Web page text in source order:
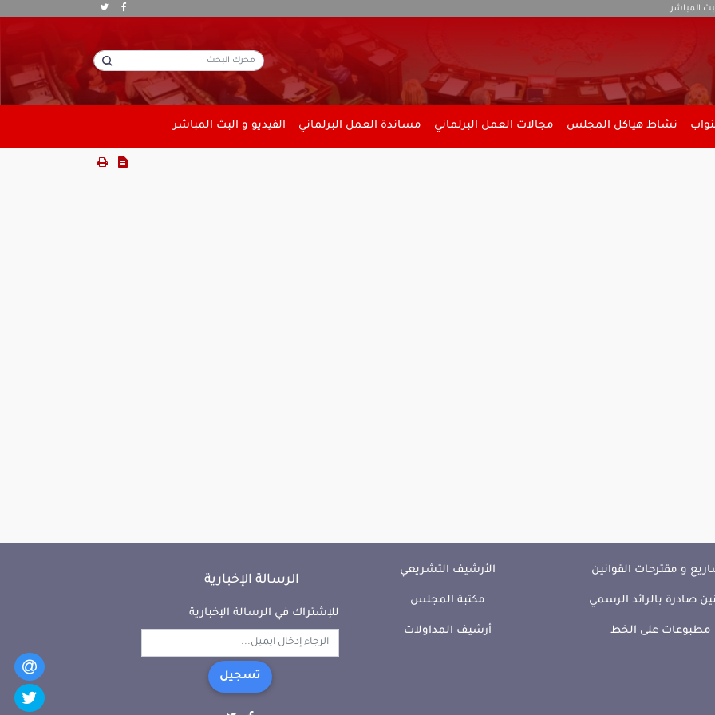
المباشر
نشاط هياكل المجلس مجالات العمل البرلماني مساندة العمل البرلماني الفيديو و البث المباشر
و مقترحات القوانين
صادرة بالرائد الرسمي
مطبوعات على الخط
الأرشيف التشريعي
مكتبة المجلس
أرشيف المداولات
الرسالة الإخبارية
للإشتراك في الرسالة الإخبارية
تسجيل